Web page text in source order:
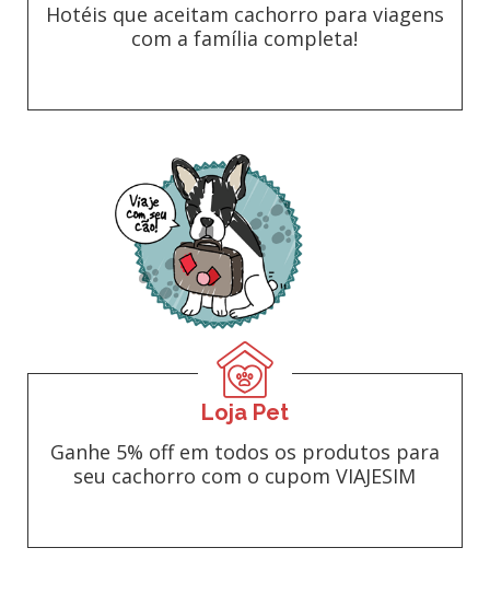
Hotéis que aceitam cachorro para viagens
com a família completa!
Loja Pet
Ganhe 5% off em todos os produtos para
seu cachorro com o cupom VIAJESIM